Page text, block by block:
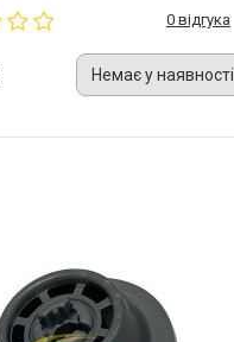
0 відгука
Немає у наявності